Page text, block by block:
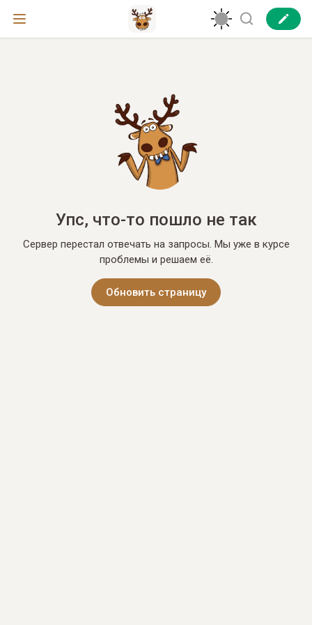
Упс, что-то пошло не так
Сервер перестал отвечать на запросы. Мы уже в курсе
проблемы и решаем её.
Обновить страницу